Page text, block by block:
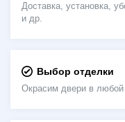
Доставка, установка,
и др.
Выбор отделки
Окрасим двери в любой